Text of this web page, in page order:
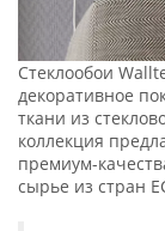
Стеклообои
декоративное
ткани из
коллекция
премиум-
сырье из стран